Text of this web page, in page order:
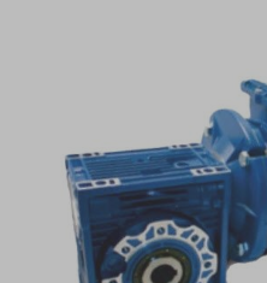
images